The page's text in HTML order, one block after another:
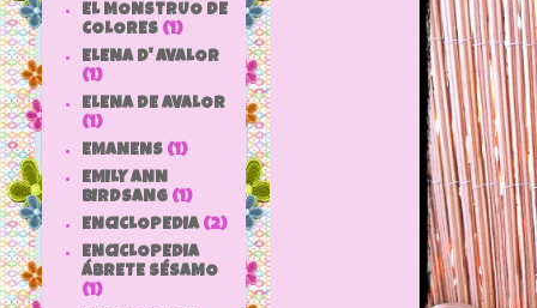
EL MONSTRUO DE
COLORES (1)
ELENA D' AVALOR
(1)
ELENA DE AVALOR
(1)
EMANENS (1)
EMILY ANN
BIRDSANG (1)
ENCICLOPEDIA (2)
ENCICLOPEDIA
ÁBRETE SÉSAMO
(1)